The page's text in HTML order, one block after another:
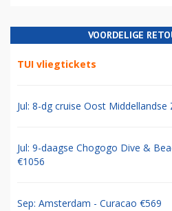
VOORDELIGE
TUI vliegtickets
Jul: 8-dg cruise Oost Middellandse
Jul: 9-daagse Chogogo Dive &
€1056
Sep: Amsterdam - Curacao €569